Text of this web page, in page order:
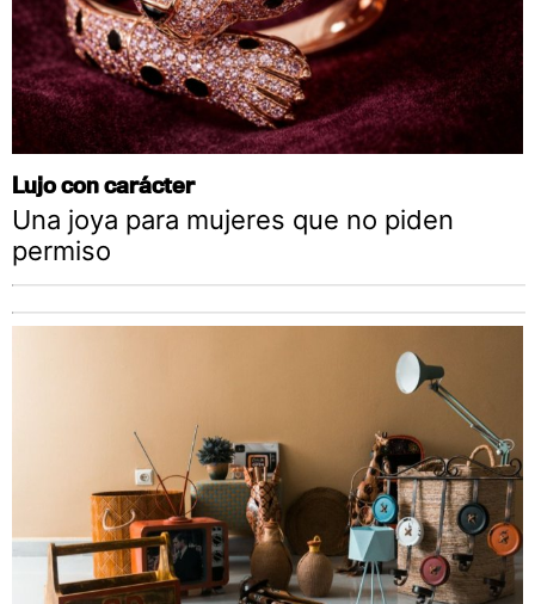
Lujo con carácter
Una joya para mujeres que no piden
permiso